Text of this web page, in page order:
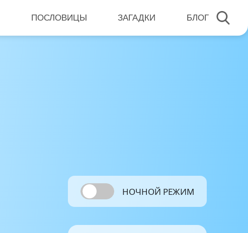
ПОСЛОВИЦЫ ЗАГАДКИ БЛОГ
НОЧНОЙ РЕЖИМ